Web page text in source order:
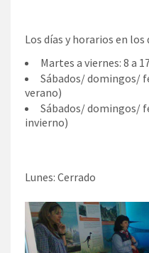
Los días y horarios en
Martes a viernes: 8 a
Sábados/ domingos/
verano)
Sábados/ domingos/
invierno)
Lunes: Cerrado